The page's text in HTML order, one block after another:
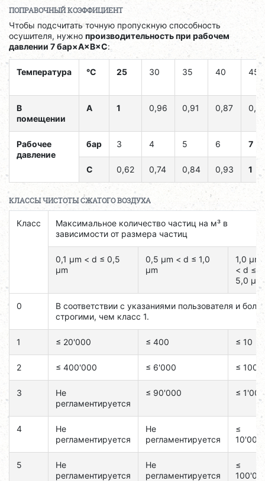
ПОПРАВОЧНЫЙ КОЭФФИЦИЕНТ
Чтобы подсчитать точную пропускную способность
осушителя, нужно производительность при рабочем
давлении 7 бар×A×B×C:
Температура °C 25 30 35 40 45
В
помещении
A 1 0,96 0,91 0,87 0,81
Рабочее
давление
бар 3 4 5 6 7
C 0,62 0,74 0,84 0,93 1
КЛАССЫ ЧИСТОТЫ СЖАТОГО ВОЗДУХА
Класс
Максимальное количество частиц на м³ в
зависимости от размера частиц
0,1 μm < d ≤ 0,5
μm
0,5 μm < d ≤ 1,0
μm
1,0 μm
< d ≤
5,0 μm
0
В соответствии с указаниями пользователя и
строгими, чем класс 1.
1 ≤ 20'000 ≤ 400 ≤ 10
2 ≤ 400'000 ≤ 6'000 ≤ 100
3
Не
регламентируется
≤ 90'000 ≤ 1'000
4
Не
регламентируется
Не
регламентируется
≤
10'000
5
Не
регламентируется
Не
регламентируется
≤